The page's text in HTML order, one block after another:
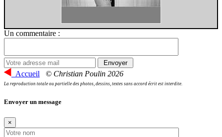
Un commentaire :
Accueil © Christian Poulin 2026
La reproduction totale ou partielle des photos, dessins, textes sans accord écrit est interdite.
Envoyer un message
×